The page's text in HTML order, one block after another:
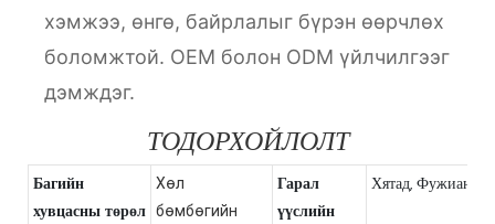
хэмжээ, өнгө, байрлалыг бүрэн өөрчлөх
боломжтой. OEM болон ODM үйлчилгээг
дэмждэг.
ТОДОРХОЙЛОЛТ
Багийн
хувцасны төрөл
Хөл
бөмбөгийн
Гарал
үүслийн
Хятад, Фужиан